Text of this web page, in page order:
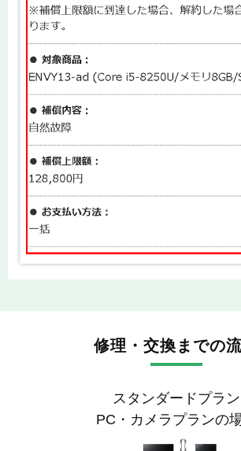
修理・交換までの
スタンダードプラン
PC・カメラプランの